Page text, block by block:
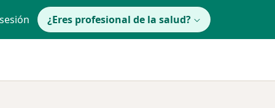
¿Eres profesional de la salud?